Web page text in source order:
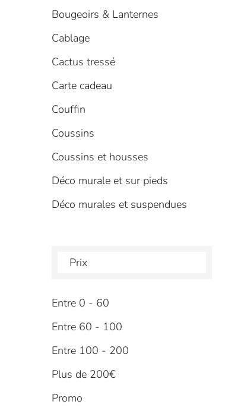
Bougeoirs & Lanternes
Cablage
Cactus tressé
Carte cadeau
Couffin
Coussins
Coussins et housses
Déco murale et sur pieds
Déco murales et suspendues
Prix
Entre 0 - 60
Entre 60 - 100
Entre 100 - 200
Plus de 200€
Promo